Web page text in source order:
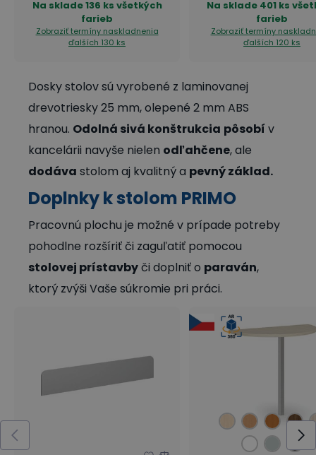
Na sklade136 ks všetkých
farieb
Zobraziť termíny naskladnenia
ďalších 130 ks
Na sklade 401 ks
farieb
Zobraziť termíny
ďalších 120 ks
Dosky stolov sú vyrobené z laminovanej
drevotriesky 25 mm, olepené 2 mm ABS
hranou. Odolná sivá konštrukcia pôsobí v
kancelárii navyše nielen odľahčene, ale
dodáva stolom aj kvalitný a pevný základ.
Doplnky k stolom PRIMO
Pracovnú plochu je možné v prípade potreby
pohodlne rozšíriť či zaguľatiť pomocou
stolovej prístavbyči doplniť o paraván,
ktorý zvýši Vaše súkromie pri práci.